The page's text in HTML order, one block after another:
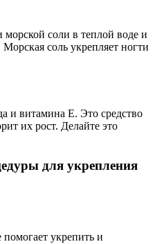
морской соли в теплой воде и
соль укрепляет ногти
и витамина E. Это средство
их рост. Делайте это
для укрепления
помогает укрепить и